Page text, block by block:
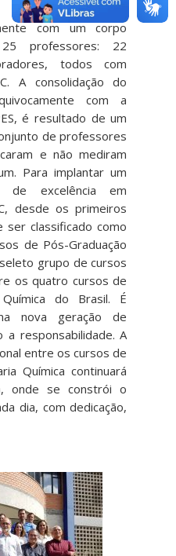
com um corpo
professores: 22
todos com
A consolidação do
com a
é resultado de um
de professores
e não mediram
Para implantar um
de excelência em
desde os primeiros
classificado como
de Pós-Graduação
grupo de cursos
os quatro cursos de
do Brasil. É
nova geração de
responsabilidade. A
entre os cursos de
Química continuará
onde se constrói o
dia, com dedicação,